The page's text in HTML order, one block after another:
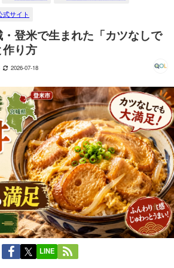
式サイト
登米で生まれた「カツなしで
り方
2026-07-18
LINE